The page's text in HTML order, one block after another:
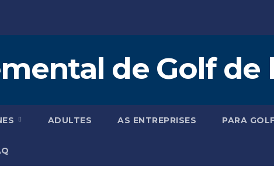
de Golf de
ADULTES AS ENTREPRISES PARA